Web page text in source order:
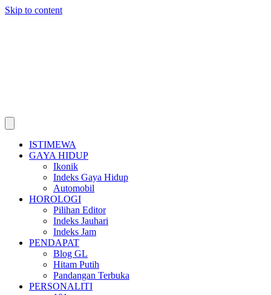
Skip to content
ISTIMEWA
GAYA HIDUP
Ikonik
Indeks Gaya Hidup
Automobil
HOROLOGI
Pilihan Editor
Indeks Jauhari
Indeks Jam
PENDAPAT
Blog GL
Hitam Putih
Pandangan Terbuka
PERSONALITI